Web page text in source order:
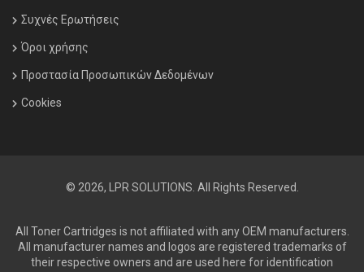
Συχνές Ερωτήσεις
Όροι χρήσης
Προστασία Προσωπικών Δεδομένων
Cookies
© 2026, LPR SOLUTIONS. All Rights Reserved.
All Toner Cartridges is not affiliated with any OEM manufacturers.
All manufacturer names and logos are registered trademarks of
their respective owners and are used here for identification